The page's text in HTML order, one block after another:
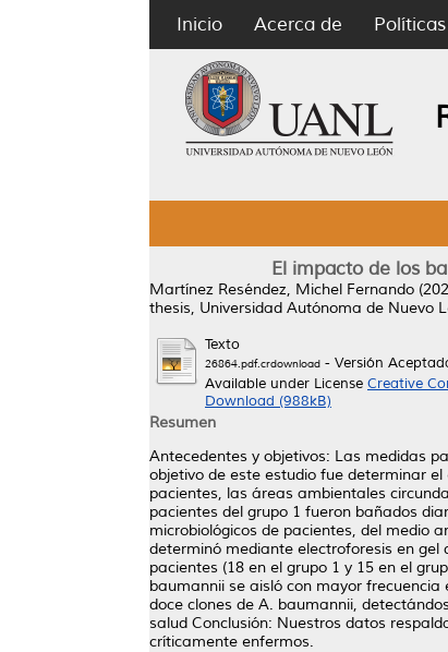
Inicio Acerca de Políticas
El impacto de los
Martínez Reséndez, Michel Fernando
thesis, Universidad Autónoma de Nuevo
Texto
26864.pdf.crdownload - Versión
Available under License Creative
Download (988kB)
Resumen
Antecedentes y objetivos: Las medidas
objetivo de este estudio fue determinar
pacientes, las áreas ambientales
pacientes del grupo 1 fueron bañados
microbiológicos de pacientes, del medio
determinó mediante electroforesis en gel
pacientes (18 en el grupo 1 y 15 en el
baumannii se aisló con mayor
doce clones de A. baumannii,
salud Conclusión: Nuestros datos
críticamente enfermos.